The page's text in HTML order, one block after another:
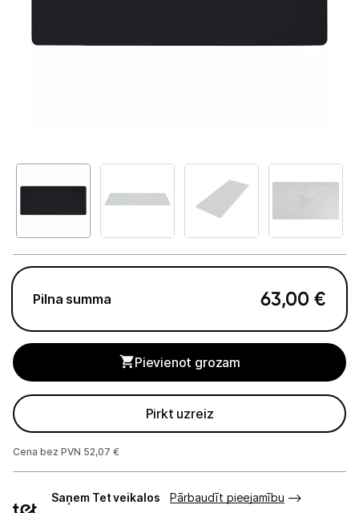
Portatīvie datori un piederumi
Peles
Klaviatūras
Paliktņi pelēm
Monitoru stiprinājumi
Spēļu konsoles un piederumi
Projektori un ekrāni
Pilna summa 63,00 €
Pievienot grozam
Pirkt uzreiz
Cena bez PVN 52,07 €
veidi
Saņem Tet veikalos
Pārbaudīt pieejamību